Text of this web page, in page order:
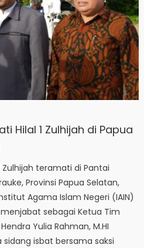
Hilal 1 Zulhijah di Papua
teramati di Pantai
Provinsi Papua Selatan,
Agama Islam Negeri (IAIN)
sebagai Ketua Tim
Yulia Rahman, M.HI
isbat bersama saksi